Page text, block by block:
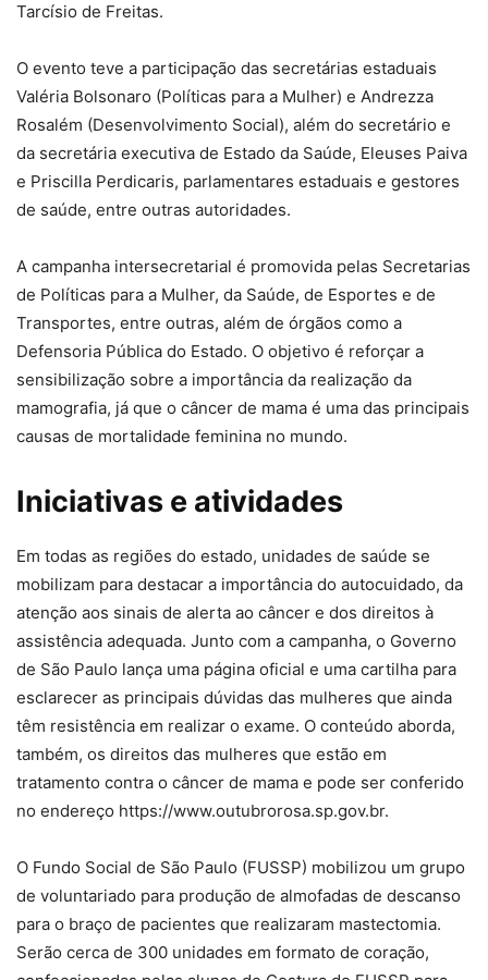
Tarcísio de Freitas.
O evento teve a participação das secretárias estaduais
Valéria Bolsonaro (Políticas para a Mulher) e Andrezza
Rosalém (Desenvolvimento Social), além do secretário e
da secretária executiva de Estado da Saúde, Eleuses Paiva
e Priscilla Perdicaris, parlamentares estaduais e gestores
de saúde, entre outras autoridades.
A campanha intersecretarial é promovida pelas Secretarias
de Políticas para a Mulher, da Saúde, de Esportes e de
Transportes, entre outras, além de órgãos como a
Defensoria Pública do Estado. O objetivo é reforçar a
sensibilização sobre a importância da realização da
mamografia, já que o câncer de mama é uma das principais
causas de mortalidade feminina no mundo.
Iniciativas e atividades
Em todas as regiões do estado, unidades de saúde se
mobilizam para destacar a importância do autocuidado, da
atenção aos sinais de alerta ao câncer e dos direitos à
assistência adequada. Junto com a campanha, o Governo
de São Paulo lança uma página oficial e uma cartilha para
esclarecer as principais dúvidas das mulheres que ainda
têm resistência em realizar o exame. O conteúdo aborda,
também, os direitos das mulheres que estão em
tratamento contra o câncer de mama e pode ser conferido
no endereço https://www.outubrorosa.sp.gov.br.
O Fundo Social de São Paulo (FUSSP) mobilizou um grupo
de voluntariado para produção de almofadas de descanso
para o braço de pacientes que realizaram mastectomia.
Serão cerca de 300 unidades em formato de coração,